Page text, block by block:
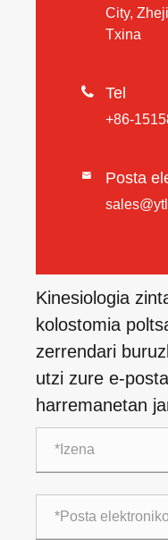
City,
Txina
 Tel
+86-
 Posta
Kinesiologia
kolostomia
zerrendari
utzi zure e-
harremanetan